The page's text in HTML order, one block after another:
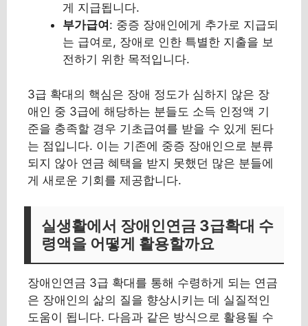
게 지급됩니다.
부가급여 : 중증 장애인에게 추가로 지급되
는 급여로, 장애로 인한 특별한 지출을 보
전하기 위한 목적입니다.
3급 확대의 핵심은 장애 정도가 심하지 않은 장
애인 중 3급에 해당하는 분들도 소득 인정액 기
준을 충족할 경우 기초급여를 받을 수 있게 된다
는 점입니다. 이는 기존에 중증 장애인으로 분류
되지 않아 연금 혜택을 받지 못했던 많은 분들에
게 새로운 기회를 제공합니다.
실생활에서 장애인연금 3급확대 수
령액을 어떻게 활용할까요
장애인연금 3급 확대를 통해 수령하게 되는 연금
은 장애인의 삶의 질을 향상시키는 데 실질적인
도움이 됩니다. 다음과 같은 방식으로 활용될 수